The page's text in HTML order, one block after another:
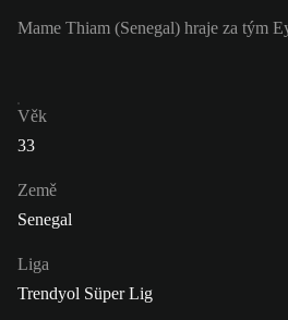
Mame Thiam (Senegal) hraje za tým
Věk
33
Země
Senegal
Liga
Trendyol Süper Lig